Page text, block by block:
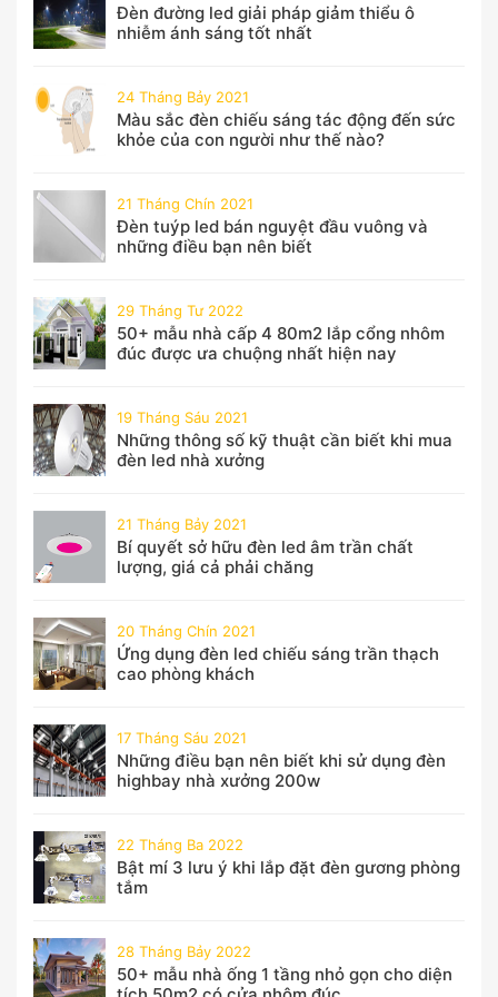
Đèn đường led giải pháp giảm thiểu ô
nhiễm ánh sáng tốt nhất
24 Tháng Bảy 2021
Màu sắc đèn chiếu sáng tác động đến sức
khỏe của con người như thế nào?
21 Tháng Chín 2021
Đèn tuýp led bán nguyệt đầu vuông và
những điều bạn nên biết
29 Tháng Tư 2022
50+ mẫu nhà cấp 4 80m2 lắp cổng nhôm
đúc được ưa chuộng nhất hiện nay
19 Tháng Sáu 2021
Những thông số kỹ thuật cần biết khi mua
đèn led nhà xưởng
21 Tháng Bảy 2021
Bí quyết sở hữu đèn led âm trần chất
lượng, giá cả phải chăng
20 Tháng Chín 2021
Ứng dụng đèn led chiếu sáng trần thạch
cao phòng khách
17 Tháng Sáu 2021
Những điều bạn nên biết khi sử dụng đèn
highbay nhà xưởng 200w
22 Tháng Ba 2022
Bật mí 3 lưu ý khi lắp đặt đèn gương phòng
tắm
28 Tháng Bảy 2022
50+ mẫu nhà ống 1 tầng nhỏ gọn cho diện